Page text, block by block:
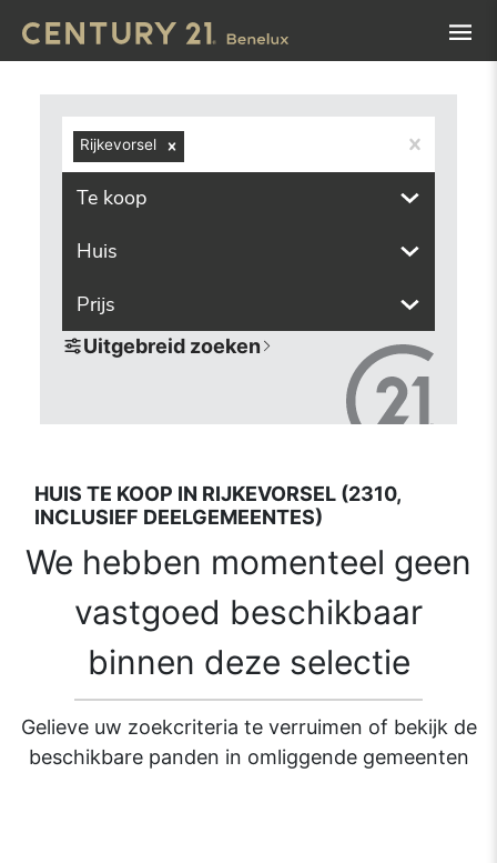
Rijkevorsel
Te koop
Huis
Prijs
Uitgebreid zoeken
HUIS TE KOOP IN RIJKEVORSEL (2310,
INCLUSIEF DEELGEMEENTES)
We hebben momenteel geen
vastgoed beschikbaar
binnen deze selectie
Gelieve uw zoekcriteria te verruimen of bekijk de
beschikbare panden in omliggende gemeenten